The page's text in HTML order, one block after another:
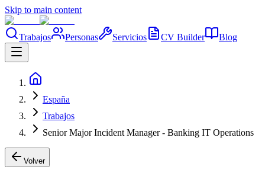
Skip to main content
Trabajos Personas Servicios CV Builder Blog
España
Trabajos
Senior Major Incident Manager - Banking IT Operations
Volver